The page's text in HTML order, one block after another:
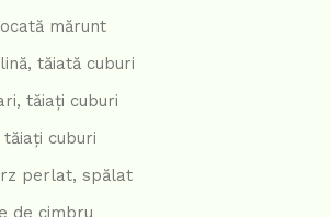
mărunt
tăiată cuburi
tăiați cuburi
cuburi
perlat, spălat
de cimbru